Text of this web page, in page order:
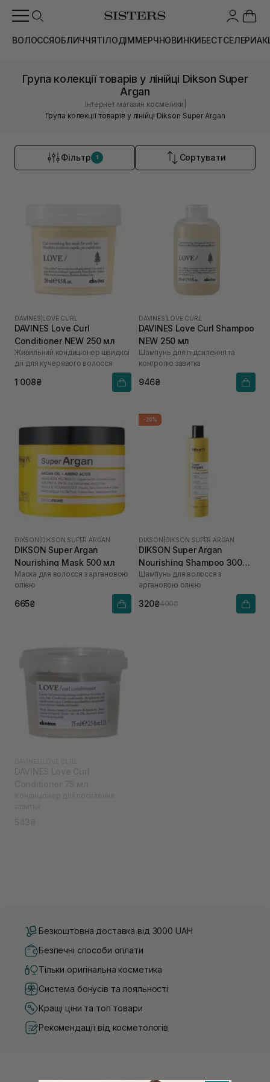
ВОЛОССЯОБЛИЧЧЯТІЛОДІММЕРЧНОВИНКИБЕСТСЕЛЕРИ
Група колекції товарів у лінійці Dikson Super
Argan
Інтернет магазин косметики
Група колекції товарів у лінійці Dikson Super Argan
Фільтр 1 Сортувати
DAVINES LOVE CURL
DAVINES Love Curl
Conditioner NEW 250 мл
Живильний кондиціонер швидкої
дії для кучерявого волосся
1 008₴
DAVINES LOVE CURL
DAVINES Love Curl Shampoo
NEW 250 мл
Шампунь для підсилення та
контролю завитка
946₴
DIKSON DIKSON SUPER ARGAN
DIKSON Super Argan
Nourishing Mask 500 мл
Маска для волосся з аргановою
олією
665₴
-20%
DIKSON DIKSON SUPER ARGAN
DIKSON Super Argan
Nourishing Shampoo 300
мл
Шампунь для волосся з
аргановою олією
320₴400₴
Безкоштовна доставка від 3000 UAH
Безпечні способи оплати
Тільки оригінальна косметика
Система бонусів та лояльності
Кращі ціни та топ товари
Рекомендації від косметологів